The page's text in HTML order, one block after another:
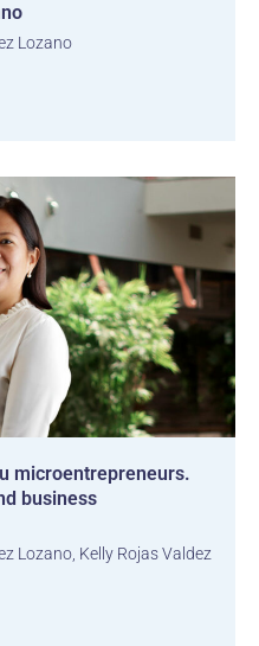
Lozano
microentrepreneurs.
business
Lozano, Kelly Rojas Valdez